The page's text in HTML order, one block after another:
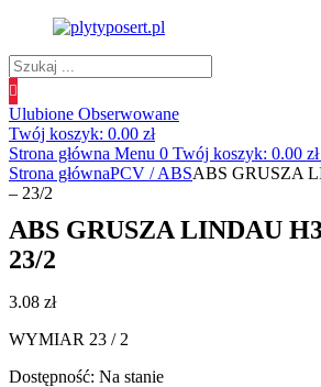
Wyszukiwanie
produktów
Ulubione Obserwowane
Twój koszyk: 0.00 zł
Strona główna Menu 0 Twój koszyk: 0.00 zł
Strona głównaPCV / ABSABS GRUSZA
– 23/2
ABS GRUSZA LINDAU
23/2
3.08 zł
WYMIAR 23 / 2
Dostępność: Na stanie